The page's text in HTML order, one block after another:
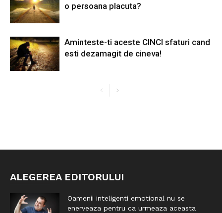
o persoana placuta?
Aminteste-ti aceste CINCI sfaturi cand
esti dezamagit de cineva!
ALEGEREA EDITORULUI
Oamenii inteligenti emotional nu se
enerveaza pentru ca urmeaza aceasta